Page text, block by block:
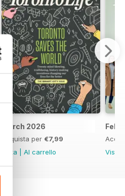
March 2026
Acquista per €7,99
Vista
Al carrello
Vista